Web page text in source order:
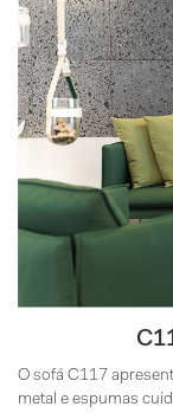
O sofá C117
metal e espumas